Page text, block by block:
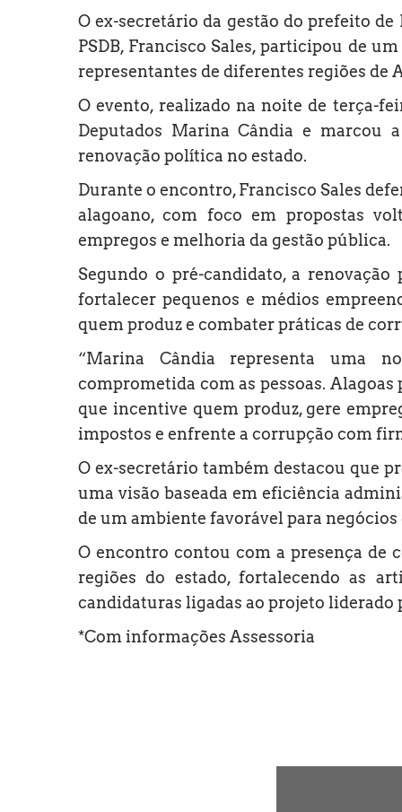
O ex-secretário da gestão do prefeito
PSDB, Francisco Sales, participou de
representantes de diferentes regiões de
O evento, realizado na noite de terça-
Deputados Marina Cândia e
renovação política no estado.
Durante o encontro, Francisco Sales
alagoano, com foco em propostas
empregos e melhoria da gestão pública.
Segundo o pré-candidato, a
fortalecer pequenos e médios
quem produz e combater práticas de
“Marina Cândia representa uma
comprometida com as pessoas.
que incentive quem produz, gere
impostos e enfrente a corrupção com
O ex-secretário também destacou que
uma visão baseada em eficiência
de um ambiente favorável para
O encontro contou com a presença de
regiões do estado, fortalecendo as
candidaturas ligadas ao projeto liderado
*Com informações Assessoria